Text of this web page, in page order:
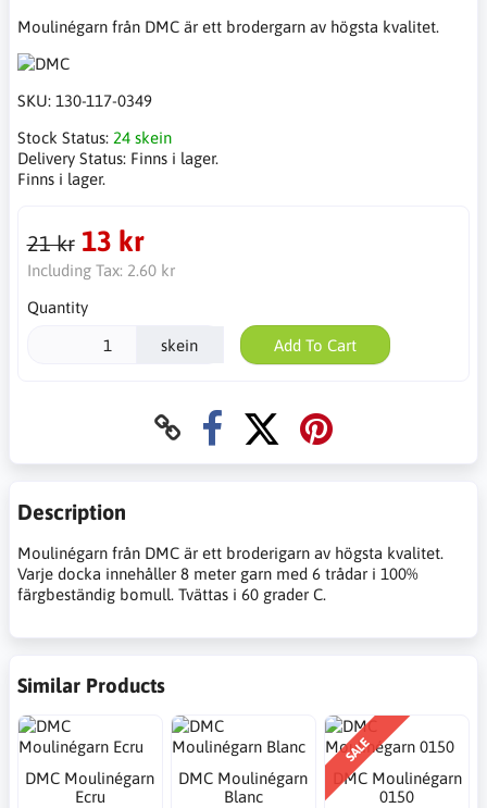
Moulinégarn från DMC är ett brodergarn av högsta kvalitet.
SKU: 130-117-0349
Stock Status: 24 skein
Delivery Status: Finns i lager.
Finns i lager.
21 kr 13 kr
Including Tax: 2.60 kr
Quantity
skein Add To Cart
Description
Moulinégarn från DMC är ett broderigarn av högsta kvalitet.
Varje docka innehåller 8 meter garn med 6 trådar i 100%
färgbeständig bomull. Tvättas i 60 grader C.
Similar Products
DMC Moulinégarn
Ecru
DMC Moulinégarn
Blanc
SALE
DMC Moulinégarn
0150